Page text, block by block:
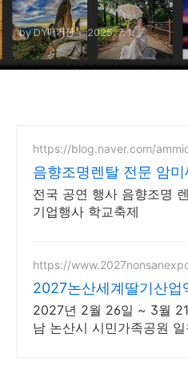
by DY매거진 2025. 7. 1.
https://blog.naver.com/
음향조명렌탈 전문 암미
전국 공연 행사 음향조명
기업행사 학교축제
https://
2027논산세계딸기산업
2027년 2월 26일 ~ 3월
남 논산시 시민가족공원 일